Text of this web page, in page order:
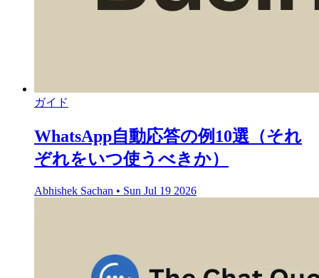
ガイド
WhatsApp自動応答の例10選（それ
ぞれをいつ使うべきか）
Abhishek Sachan • Sun Jul 19 2026